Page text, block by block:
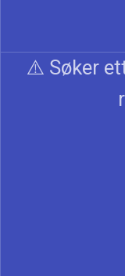
⚠️ Søker